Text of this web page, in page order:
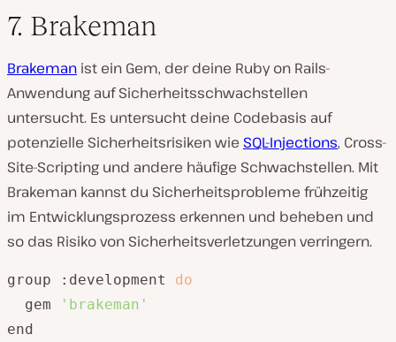
7. Brakeman
Brakeman ist ein Gem, der deine Ruby on Rails-
Anwendung auf Sicherheitsschwachstellen
untersucht. Es untersucht deine Codebasis auf
potenzielle Sicherheitsrisiken wie SQL-Injections, Cross-
Site-Scripting und andere häufige Schwachstellen. Mit
Brakeman kannst du Sicherheitsprobleme frühzeitig
im Entwicklungsprozess erkennen und beheben und
so das Risiko von Sicherheitsverletzungen verringern.
group :development do
  gem
'brakeman'
end